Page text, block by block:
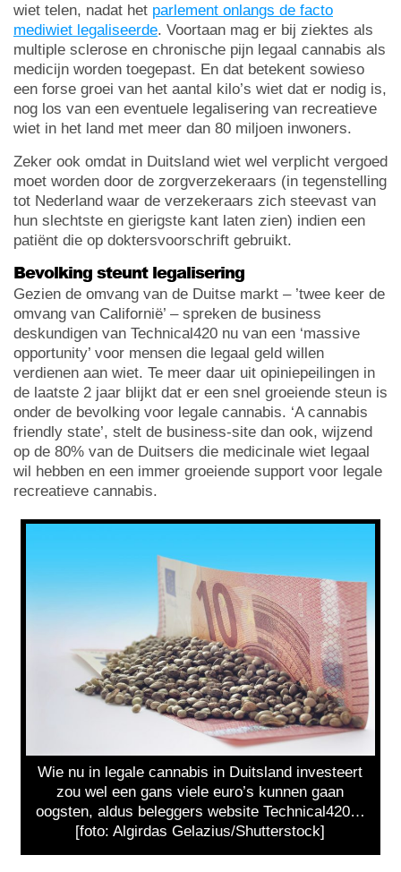
wiet telen, nadat het parlement onlangs de facto
mediwiet legaliseerde. Voortaan mag er bij ziektes als
multiple sclerose en chronische pijn legaal cannabis als
medicijn worden toegepast. En dat betekent sowieso
een forse groei van het aantal kilo’s wiet dat er nodig is,
nog los van een eventuele legalisering van recreatieve
wiet in het land met meer dan 80 miljoen inwoners.
Zeker ook omdat in Duitsland wiet wel verplicht vergoed
moet worden door de zorgverzekeraars (in tegenstelling
tot Nederland waar de verzekeraars zich steevast van
hun slechtste en gierigste kant laten zien) indien een
patiënt die op doktersvoorschrift gebruikt.
Bevolking steunt legalisering
Gezien de omvang van de Duitse markt – ’twee keer de
omvang van Californië’ – spreken de business
deskundigen van Technical420 nu van een ‘massive
opportunity’ voor mensen die legaal geld willen
verdienen aan wiet. Te meer daar uit opiniepeilingen in
de laatste 2 jaar blijkt dat er een snel groeiende steun is
onder de bevolking voor legale cannabis. ‘A cannabis
friendly state’, stelt de business-site dan ook, wijzend
op de 80% van de Duitsers die medicinale wiet legaal
wil hebben en een immer groeiende support voor legale
recreatieve cannabis.
Wie nu in legale cannabis in Duitsland investeert
zou wel een gans viele euro’s kunnen gaan
oogsten, aldus beleggers website Technical420…
[foto: Algirdas Gelazius/Shutterstock]